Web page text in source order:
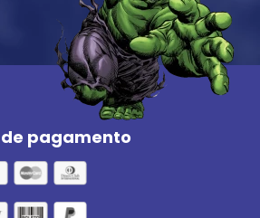
pagamento